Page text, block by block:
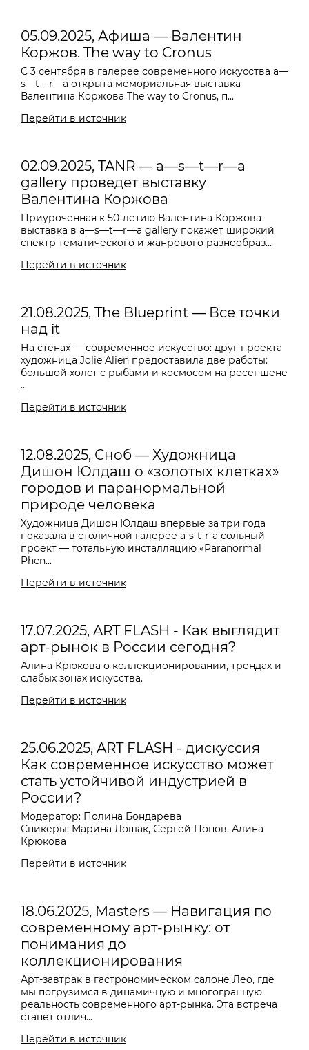
05.09.2025, Афиша — Валентин
Коржов. The way to Cronus
С 3 сентября в галерее современного искусства a—
s—t—r—a открыта мемориальная выставка
Валентина Коржова The way to Cronus, п...
Перейти в источник
02.09.2025, TANR — a—s—t—r—a
gallery проведет выставку
Валентина Коржова
Приуроченная к 50-летию Валентина Коржова
выставка в a—s—t—r—a gallery покажет широкий
спектр тематического и жанрового разнообраз...
Перейти в источник
21.08.2025, The Blueprint — Все точки
над it
На стенах — современное искусство: друг проекта
художница Jolie Alien предоставила две работы:
большой холст с рыбами и космосом на ресепшене
...
Перейти в источник
12.08.2025, Сноб — Художница
Дишон Юлдаш о «золотых клетках»
городов и паранормальной
природе человека
Художница Дишон Юлдаш впервые за три года
показала в столичной галерее a-s-t-r-a сольный
проект — тотальную инсталляцию «Paranormal
Phen...
Перейти в источник
17.07.2025, ART FLASH - Как выглядит
арт-рынок в России сегодня?
Алина Крюкова о коллекционировании, трендах и
слабых зонах искусства.
Перейти в источник
25.06.2025, ART FLASH - дискуссия
Как современное искусство может
стать устойчивой индустрией в
России?
Модератор: Полина Бондарева
Спикеры: Марина Лошак, Сергей Попов, Алина
Крюкова
Перейти в источник
18.06.2025, Masters — Навигация по
современному арт-рынку: от
понимания до
коллекционирования
Арт-завтрак в гастрономическом салоне Лео, где
мы погрузимся в динамичную и многогранную
реальность современного арт-рынка. Эта встреча
станет отлич...
Перейти в источник